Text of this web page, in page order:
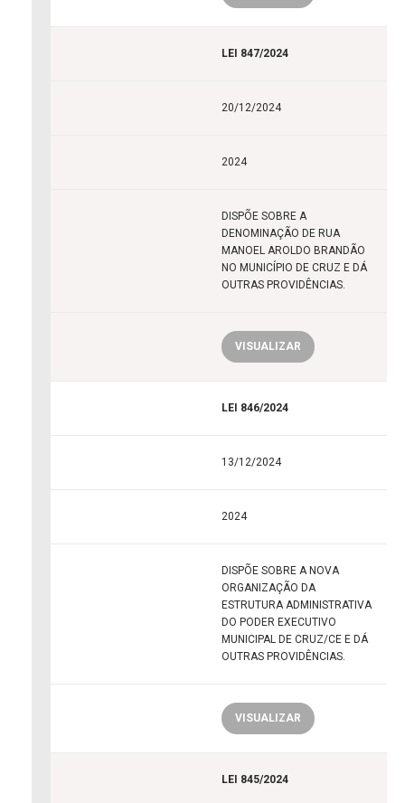
LEI 847/2024
20/12/2024
2024
DISPÕE SOBRE A
DENOMINAÇÃO DE RUA
MANOEL AROLDO BRANDÃO
NO MUNICÍPIO DE CRUZ E DÁ
OUTRAS PROVIDÊNCIAS.
VISUALIZAR
LEI 846/2024
13/12/2024
2024
DISPÕE SOBRE A NOVA
ORGANIZAÇÃO DA
ESTRUTURA ADMINISTRATIVA
DO PODER EXECUTIVO
MUNICIPAL DE CRUZ/CE E DÁ
OUTRAS PROVIDÊNCIAS.
VISUALIZAR
LEI 845/2024